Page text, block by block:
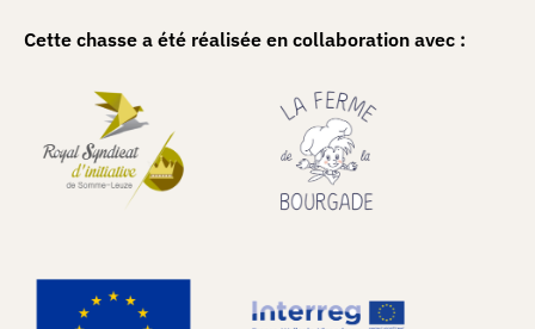
Cette chasse a été réalisée en collaboration avec :